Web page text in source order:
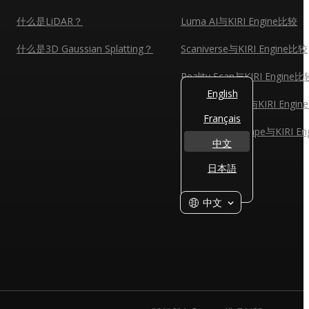
什么是LiDAR？
什么是3D Gaussian Splatting？
Luma AI与KIRI Engine比较
Scaniverse与KIRI Engine比较
Reality Scan与KIRI Engine比
Reality Capture与KIRI
Agisoft Metashape与KIRI
中文
English
Français
中文
日本語